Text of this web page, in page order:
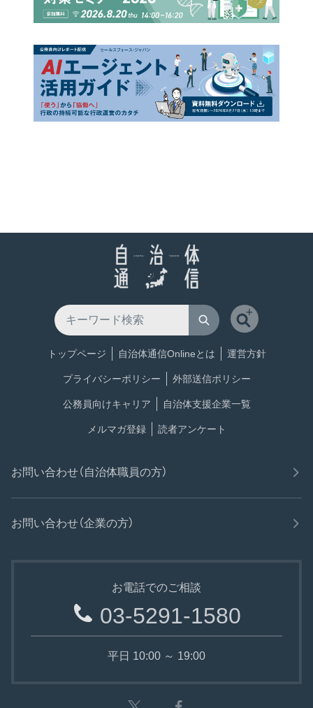
トップページ 自治体通信Onlineとは 運営方針
プライバシーポリシー 外部送信ポリシー
公務員向けキャリア 自治体支援企業一覧
メルマガ登録 読者アンケート
お問い合わせ（自治体職員の方）
お問い合わせ（企業の方）
お電話でのご相談
03-5291-1580
平日 10:00 ～ 19:00